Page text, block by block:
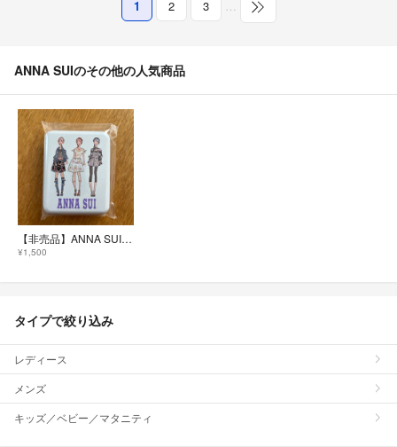
1 2 3 …
ANNA SUIのその他の人気商品
【非売品】ANNA SUI 絆創膏 Mサイズ 20枚入り
¥1,500
タイプで絞り込み
レディース
メンズ
キッズ／ベビー／マタニティ